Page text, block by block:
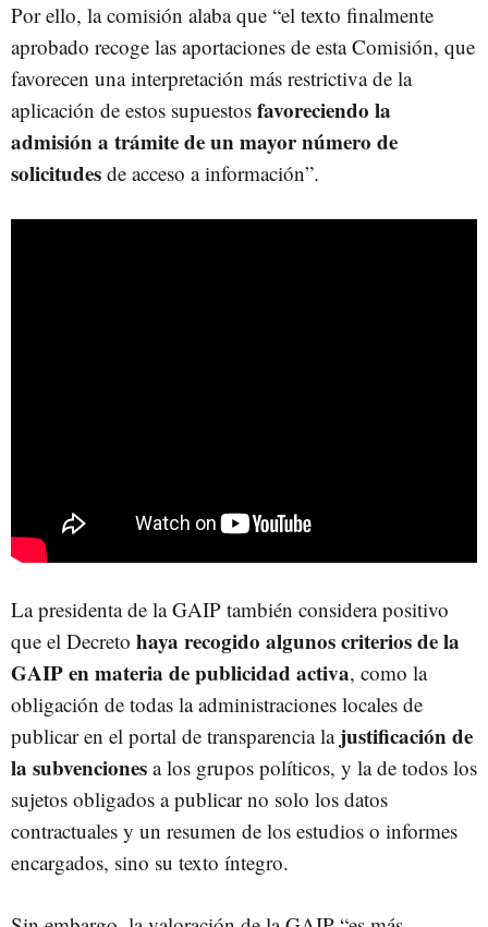
Por ello, la comisión alaba que “el texto finalmente
aprobado recoge las aportaciones de esta Comisión, que
favorecen una interpretación más restrictiva de la
aplicación de estos supuestos favoreciendo la
admisión a trámite de un mayor número de
solicitudes de acceso a información”.
La presidenta de la GAIP también considera positivo
que el Decreto haya recogido algunos criterios de la
GAIP en materia de publicidad activa, como la
obligación de todas la administraciones locales de
publicar en el portal de transparencia la justificación de
la subvenciones a los grupos políticos, y la de todos los
sujetos obligados a publicar no solo los datos
contractuales y un resumen de los estudios o informes
encargados, sino su texto íntegro.